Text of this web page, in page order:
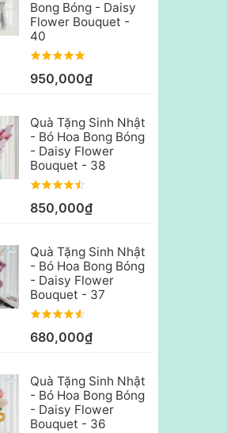
Bong Bóng - Daisy
Flower Bouquet -
40
950,000₫
Quà Tặng Sinh Nhật
- Bó Hoa Bong Bóng
- Daisy Flower
Bouquet - 38
850,000₫
Quà Tặng Sinh Nhật
- Bó Hoa Bong Bóng
- Daisy Flower
Bouquet - 37
680,000₫
Quà Tặng Sinh Nhật
- Bó Hoa Bong Bóng
- Daisy Flower
Bouquet - 36